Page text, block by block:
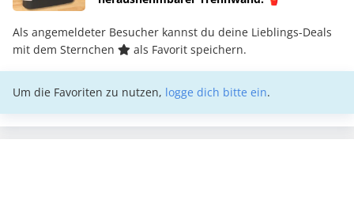
Als angemeldeter Besucher kannst du deine Lieblings-Deals
mit dem Sternchen
als Favorit speichern.
Um die Favoriten zu nutzen, logge dich bitte ein.